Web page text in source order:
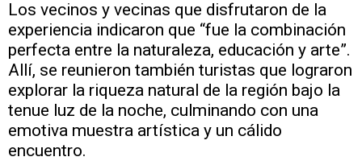
Los vecinos y vecinas que disfrutaron de la
experiencia indicaron que “fue la combinación
perfecta entre la naturaleza, educación y arte”.
Allí, se reunieron también turistas que lograron
explorar la riqueza natural de la región bajo la
tenue luz de la noche, culminando con una
emotiva muestra artística y un cálido
encuentro.